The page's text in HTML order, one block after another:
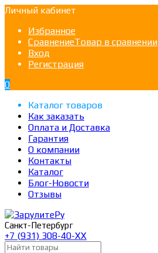
Личный кабинет
Избранное
СравнениеТовар в сравнении
Вход
Регистрация
0
Каталог товаров
Как заказать
Оплата и Доставка
Гарантия
О компании
Контакты
Каталог
Блог-Новости
Отзывы
Санкт-Петербург
+7 (931) 308-40-ХХ